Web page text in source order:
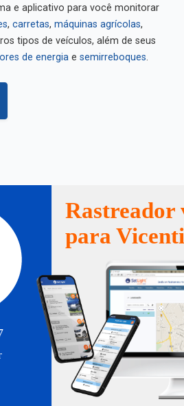
e aplicativo para você monitorar
, carretas, máquinas agrícolas,
tipos de veículos, além de seus
de energia e semirreboques.
Rastreador
para